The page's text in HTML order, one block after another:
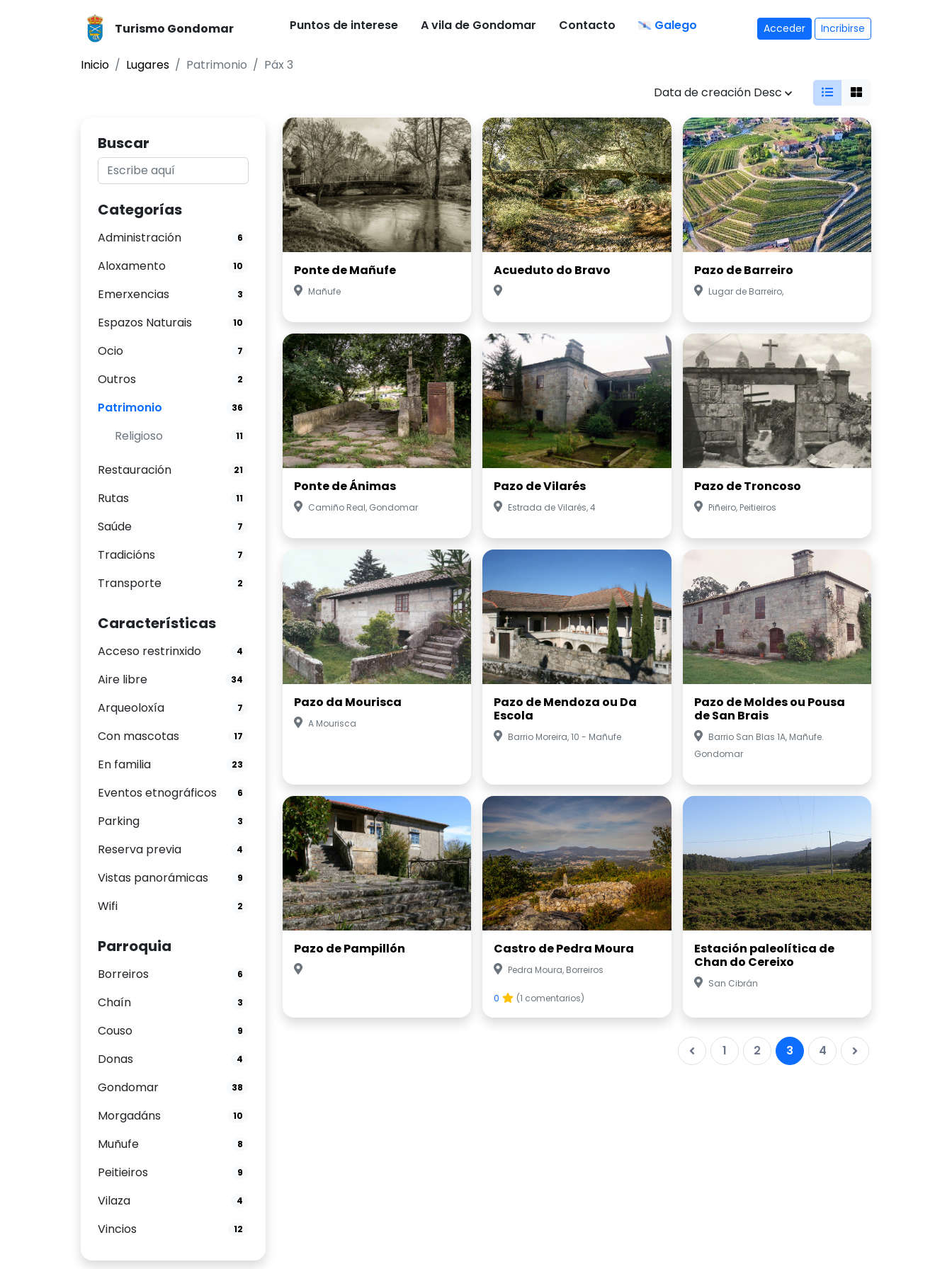
Turismo Gondomar Puntos de interese A vila de Gondomar Contacto Galego Acceder Incribirse
Inicio Lugares Patrimonio
Páx 3
Data de creación Desc
Buscar
Categorías
Administración 6
Aloxamento 10
Emerxencias 3
Espazos Naturais 10
Ocio 7
Outros 2
Patrimonio 36
Religioso 11
Restauración 21
Rutas 11
Saúde 7
Tradicións 7
Transporte 2
Características
Acceso restrinxido 4
Aire libre 34
Arqueoloxía 7
Con mascotas 17
En familia 23
Eventos etnográficos 6
Parking 3
Reserva previa 4
Vistas panorámicas 9
Wifi 2
Parroquia
Borreiros 6
Chaín 3
Couso 9
Donas 4
Gondomar 38
Morgadáns 10
Muñufe 8
Peitieiros 9
Vilaza 4
Vincios 12
Ponte de Mañufe
Mañufe
Acueduto do Bravo Pazo de Barreiro
Lugar de Barreiro,
Ponte de Ánimas
Camiño Real, Gondomar
Pazo de Vilarés
Estrada de Vilarés, 4
Pazo de Troncoso
Piñeiro, Peitieiros
Pazo da Mourisca
A Mourisca
Pazo de Mendoza ou Da
Escola
Barrio Moreira, 10 - Mañufe
Pazo de Moldes ou Pousa
de San Brais
Barrio San Blas 1A, Mañufe.
Gondomar
Pazo de Pampillón Castro de Pedra Moura
Pedra Moura, Borreiros
0 (1 comentarios)
Estación paleolítica de
Chan do Cereixo
San Cibrán
1 2 3 4